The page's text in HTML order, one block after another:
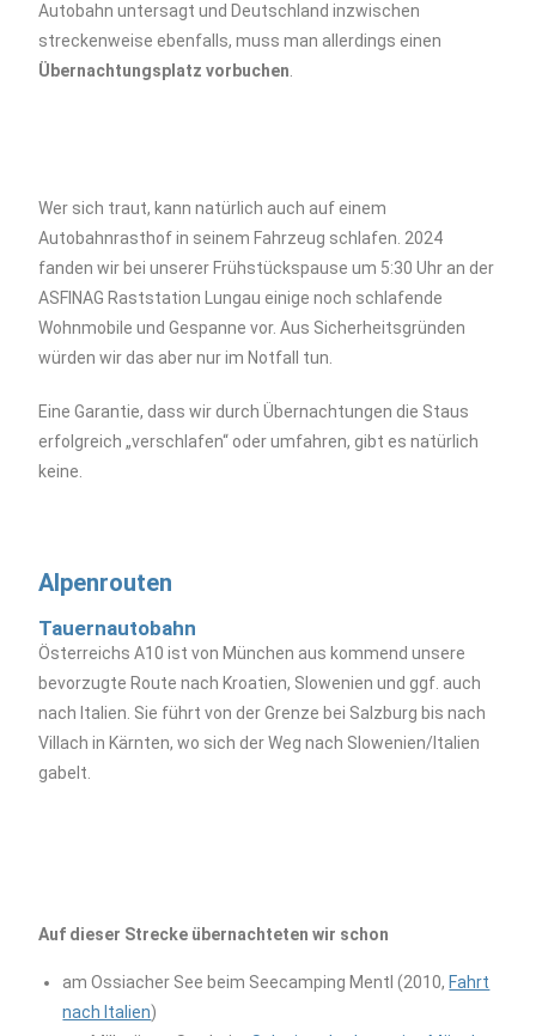
Autobahn untersagt und Deutschland inzwischen
streckenweise ebenfalls, muss man allerdings einen
Übernachtungsplatz vorbuchen
Wer sich traut, kann natürlich auch auf einem
Autobahnrasthof in seinem Fahrzeug schlafen. 2024
fanden wir bei unserer Frühstückspause um 5:30 Uhr an der
ASFINAG Raststation Lungau einige noch schlafende
Wohnmobile und Gespanne vor. Aus Sicherheitsgründen
würden wir das aber nur im Notfall tun.
Eine Garantie, dass wir durch Übernachtungen die Staus
erfolgreich „verschlafen“ oder umfahren, gibt es natürlich
keine.
Alpenrouten
Tauernautobahn
Österreichs A10 ist von München aus kommend unsere
bevorzugte Route nach Kroatien, Slowenien und ggf. auch
nach Italien. Sie führt von der Grenze bei Salzburg bis nach
Villach in Kärnten, wo sich der Weg nach Slowenien/Italien
gabelt.
Auf dieser Strecke übernachteten wir schon
am Ossiacher See beim Seecamping Mentl (2010, Fahrt
nach Italien)